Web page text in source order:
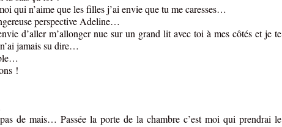
n’aime que les filles j’ai envie que tu me caresses…
perspective Adeline…
m’allonger nue sur un grand lit avec toi à mes côtés et je te
jamais su dire…
!
Passée la porte de la chambre c’est moi qui prendrai le